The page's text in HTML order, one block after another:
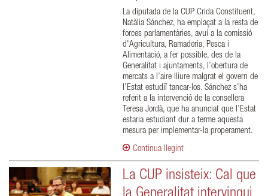
La diputada de la CUP Crida Constituent,
Natàlia Sánchez, ha emplaçat a la resta de
forces parlamentàries, avui a la comissió
d'Agricultura, Ramaderia, Pesca i
Alimentació, a fer possible, des de la
Generalitat i ajuntaments, l’obertura de
mercats a l’aire lliure malgrat el govern de
l’Estat estudiï tancar-los. Sánchez s’ha
referit a la intervenció de la consellera
Teresa Jordà, que ha anunciat que l’Estat
estaria estudiant dur a terme aquesta
mesura per implementar-la properament.
Continua llegint
La CUP insisteix: Cal que